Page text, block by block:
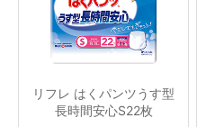
リフレ はくパンツうす型
長時間安心S22枚